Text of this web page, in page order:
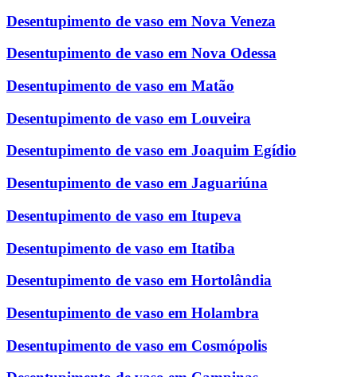
Desentupimento de vaso em Nova Veneza
Desentupimento de vaso em Nova Odessa
Desentupimento de vaso em Matão
Desentupimento de vaso em Louveira
Desentupimento de vaso em Joaquim Egídio
Desentupimento de vaso em Jaguariúna
Desentupimento de vaso em Itupeva
Desentupimento de vaso em Itatiba
Desentupimento de vaso em Hortolândia
Desentupimento de vaso em Holambra
Desentupimento de vaso em Cosmópolis